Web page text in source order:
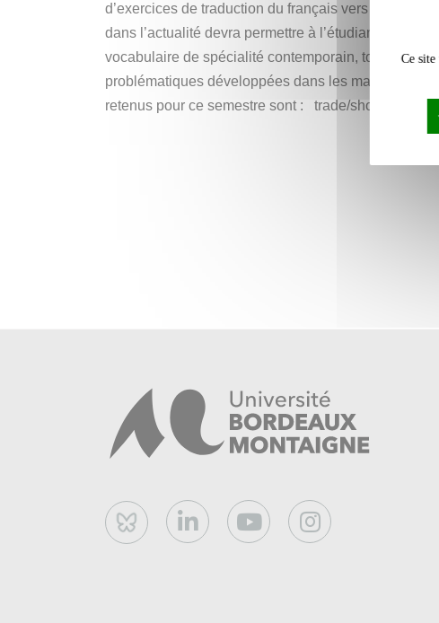
d’exercices de traduction du français vers l’anglais.
dans l’actualité devra permettre à l’étudiant de se
vocabulaire de spécialité contemporain, tout en
problématiques développées dans les matières
retenus pour ce semestre sont : trade/shopping et
Bluesky
Ce